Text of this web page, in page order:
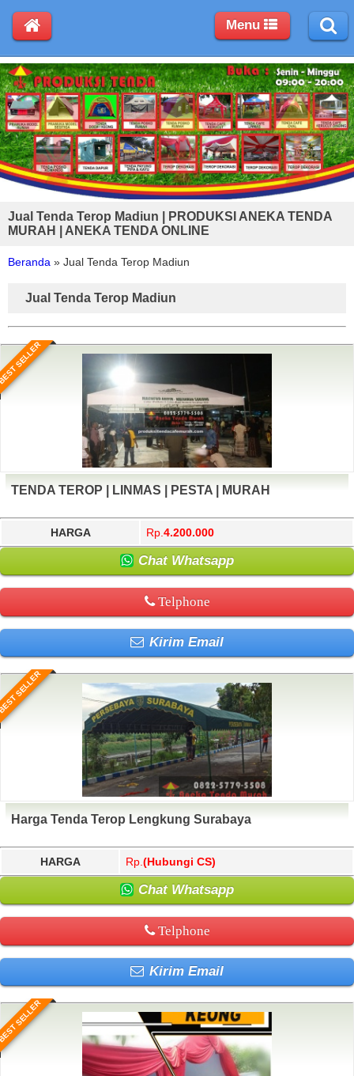
Jual Tenda Terop Madiun | PRODUKSI ANEKA TENDA
MURAH | ANEKA TENDA ONLINE
Beranda » Jual Tenda Terop Madiun
Jual Tenda Terop Madiun
SELLER
TENDA TEROP | LINMAS | PESTA | MURAH
HARGA Rp. 4.200.000
Chat Whatsapp
Telphone
Kirim Email
SELLER
Harga Tenda Terop Lengkung Surabaya
HARGA Rp. (Hubungi CS)
Chat Whatsapp
Telphone
Kirim Email
SELLER
Menu